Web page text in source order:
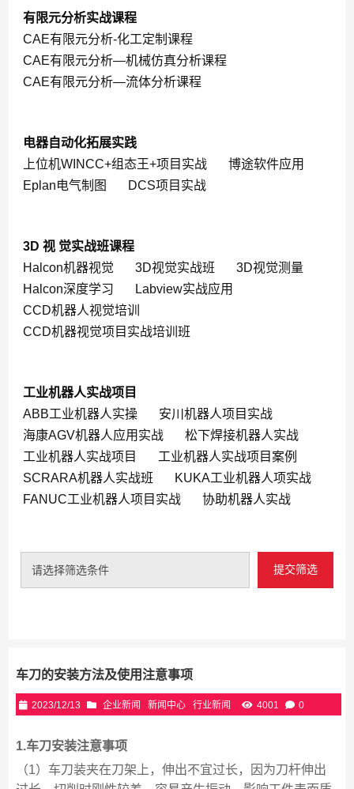
有限元分析实战课程
CAE有限元分析-化工定制课程
CAE有限元分析—机械仿真分析课程
CAE有限元分析—流体分析课程
电器自动化拓展实践
上位机WINCC+组态王+项目实战
博途软件应用
Eplan电气制图
DCS项目实战
3D 视 觉实战班课程
Halcon机器视觉
3D视觉实战班
3D视觉测量
Halcon深度学习
Labview实战应用
CCD机器人视觉培训
CCD机器视觉项目实战培训班
工业机器人实战项目
ABB工业机器人实操
安川机器人项目实战
海康AGV机器人应用实战
松下焊接机器人实战
工业机器人实战项目
工业机器人实战项目案例
SCRARA机器人实战班
KUKA工业机器人项实战
FANUC工业机器人项目实战
协助机器人实战
请选择筛选条件 提交筛选
车刀的安装方法及使用注意事项
2023/12/13 企业新闻 新闻中心 行业新闻 4001 0
1.车刀安装注意事项
（1）车刀装夹在刀架上，伸出不宜过长，因为刀杆伸出